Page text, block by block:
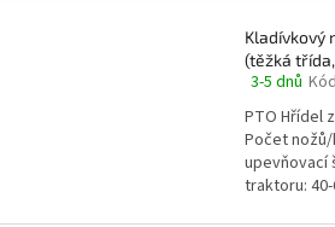
Kladívkový
(těžká
Průměrné
hodnocení
produktu
je
4,5
3-5 dnů
PTO Hřídel
Počet nožů/
upevňovací
traktoru: 40-